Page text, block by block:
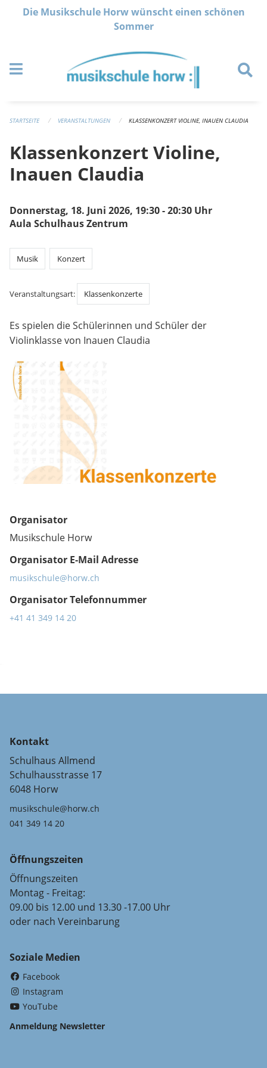
Navigation überspringen
Die Musikschule Horw wünscht einen schönen
Sommer
STARTSEITE VERANSTALTUNGEN KLASSENKONZERT VIOLINE, INAUEN CLAUDIA
Klassenkonzert Violine,
Inauen Claudia
Donnerstag, 18. Juni 2026, 19:30 - 20:30 Uhr
Aula Schulhaus Zentrum
Musik Konzert
Veranstaltungsart: Klassenkonzerte
Es spielen die Schülerinnen und Schüler der
Violinklasse von Inauen Claudia
Organisator
Musikschule Horw
Organisator E-Mail Adresse
musikschule@horw.ch
Organisator Telefonnummer
+41 41 349 14 20
Kontakt
Schulhaus Allmend
Schulhausstrasse 17
6048 Horw
musikschule@horw.ch
041 349 14 20
Öffnungszeiten
Öffnungszeiten
Montag - Freitag:
09.00 bis 12.00 und 13.30 -17.00 Uhr
oder nach Vereinbarung
Soziale Medien
Facebook
Instagram
YouTube
Anmeldung Newsletter